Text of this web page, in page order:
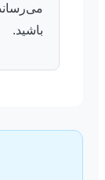
می‌رساند
باشید.